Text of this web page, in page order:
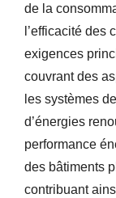
de la
l’efficacité des
exigences
couvrant des
les systèmes
d’énergies
performance
des bâtiments
contribuant